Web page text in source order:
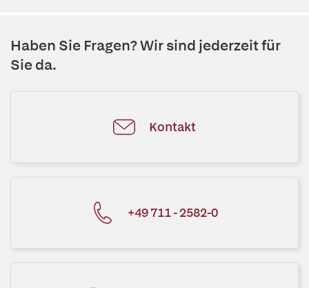
Haben Sie Fragen? Wir sind jederzeit für
Sie da.
Kontakt
+49 711 - 2582-0